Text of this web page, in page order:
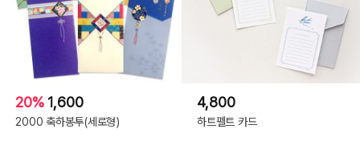
20% 1,600
2000 축하봉투(세로형)
4,800
하트펠트 카드